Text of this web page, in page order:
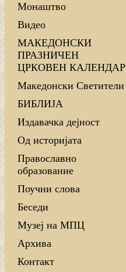
Монаштво
Видео
МАКЕДОНСКИ
ПРАЗНИЧЕН
ЦРКОВЕН КАЛЕНДАР
Македонски Светители
БИБЛИЈА
Издавачка дејност
Од историјата
Православно
образование
Поучни слова
Беседи
Музеј на МПЦ
Архива
Контакт